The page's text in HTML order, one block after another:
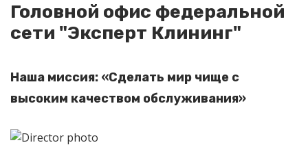
Головной офис федеральной
сети "Эксперт Клининг"
Наша миссия: «Сделать мир чище с
высоким качеством обслуживания»